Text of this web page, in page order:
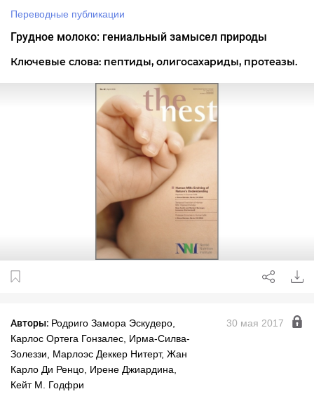
Переводные публикации
Грудное молоко: гениальный замысел природы
Ключевые слова: пептиды, олигосахариды, протеазы.
Авторы: Родриго Замора Эскудеро,
Карлос Ортега Гонзалес, Ирма-Силва-
Золеззи, Марлоэс Деккер Нитерт, Жан
Карло Ди Ренцо, Ирене Джиардина,
Кейт М. Годфри
30 мая 2017